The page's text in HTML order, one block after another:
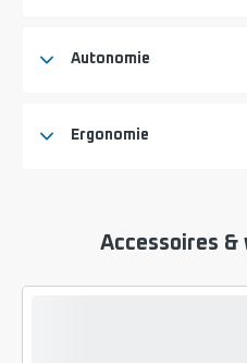
Autonomie
Ergonomie
Accessoires